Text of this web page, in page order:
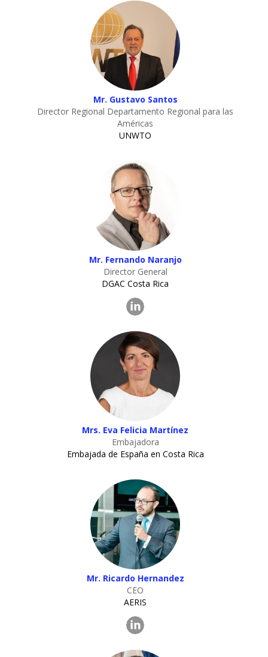
Mr. Gustavo Santos
Director Regional Departamento Regional para las
Américas
UNWTO
Mr. Fernando Naranjo
Director General
DGAC Costa Rica
Mrs. Eva Felicia Martínez
Embajadora
Embajada de España en Costa Rica
Mr. Ricardo Hernandez
CEO
AERIS